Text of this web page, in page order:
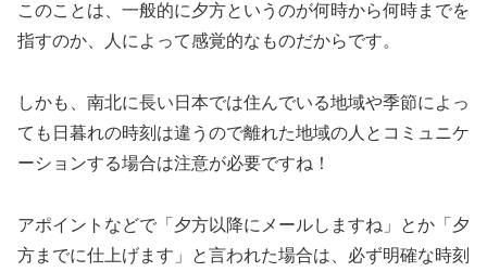
このことは、一般的に夕方というのが何時から何時までを
指すのか、人によって感覚的なものだからです。
しかも、南北に長い日本では住んでいる地域や季節によっ
ても日暮れの時刻は違うので離れた地域の人とコミュニケ
ーションする場合は注意が必要ですね！
アポイントなどで「夕方以降にメールしますね」とか「夕
方までに仕上げます」と言われた場合は、必ず明確な時刻